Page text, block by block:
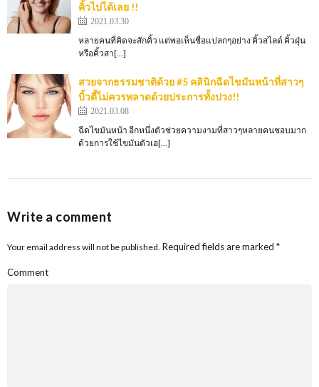
คิ้วไปได้เลย !!
2021.03.30
หลายคนที่คิดจะสักคิ้ว แต่พอเห็นชื่อแปลกๆอย่าง คิ้วสไลด์ คิ้วฝุ่น
หรือคิ้วสา[…]
สวยจากธรรมชาติด้วย #5 คลินิกฉีดไขมันหน้าที่สาวๆ
บิ้วตี้ไม่ควรพลาดด้วยประการทั้งปวง!!
2021.03.08
ฉีดไขมันหน้า อีกหนึ่งตัวช่วยความงามที่สาวๆหลายคนชอบมาก
ด้วยการใช้ไขมันตัวเอ[…]
Write a comment
Your email address will not be published. Required fields are marked *
Comment